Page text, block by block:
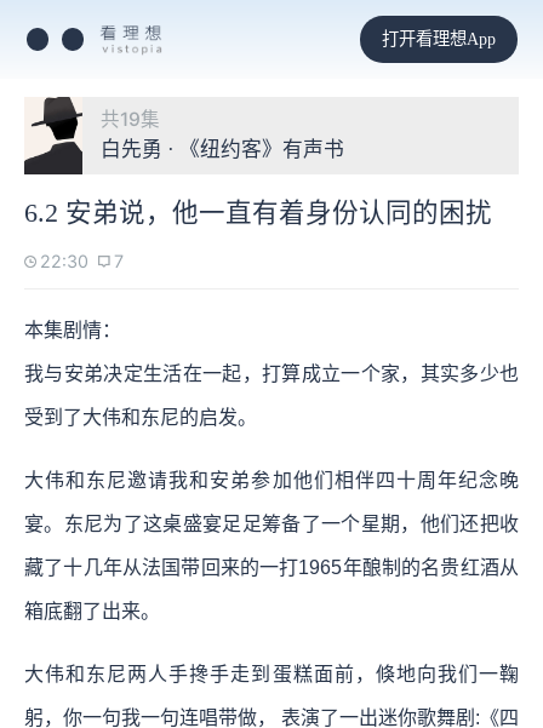
打开看理想App
共19集
白先勇 · 《纽约客》有声书
6.2 安弟说，他一直有着身份认同的困扰
22:30 7
本集剧情：
我与安弟决定生活在一起，打算成立一个家，其实多少也
受到了大伟和东尼的启发。
大伟和东尼邀请我和安弟参加他们相伴四十周年纪念晚
宴。东尼为了这桌盛宴足足筹备了一个星期，他们还把收
藏了十几年从法国带回来的一打1965年酿制的名贵红酒从
箱底翻了出来。
大伟和东尼两人手搀手走到蛋糕面前，倏地向我们一鞠
躬，你一句我一句连唱带做， 表演了一出迷你歌舞剧:《四